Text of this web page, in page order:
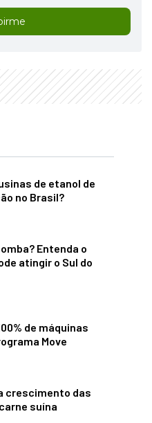
de etanol de
no Brasil?
Entenda o
atingir o Sul do
de máquinas
Move
crescimento das
suína